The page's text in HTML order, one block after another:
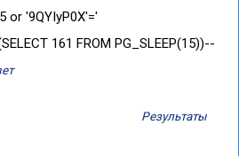
or '9QYIyP0X'='
161 FROM PG_SLEEP(15))--
Результаты